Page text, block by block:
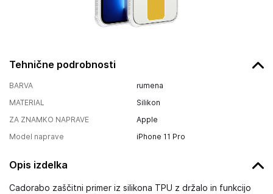
Tehnične podrobnosti
BARVA
rumena
MATERIAL
Silikon
ZA ZNAMKO NAPRAVE
Apple
Model naprave
iPhone 11 Pro
Opis izdelka
Cadorabo zaščitni primer iz silikona TPU z držalo in funkcijo